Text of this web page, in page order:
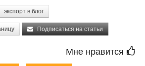
экспорт в блог
Подписаться на статьи
Мне нравится